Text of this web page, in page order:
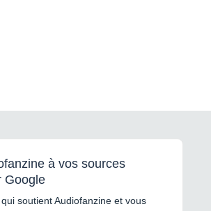
à vos sources
Google
soutient Audiofanzine et vous